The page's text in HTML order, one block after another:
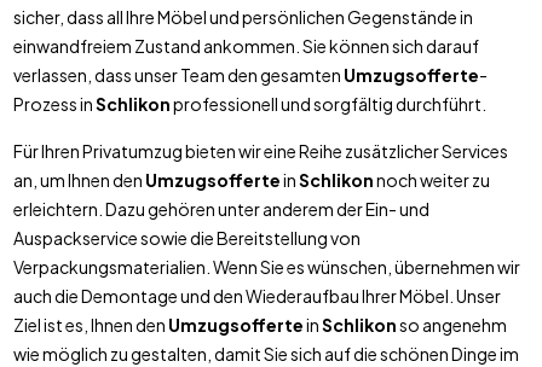
sicher, dass all Ihre Möbel und persönlichen Gegenstände in
einwandfreiem Zustand ankommen. Sie können sich darauf
verlassen, dass unser Team den gesamten Umzugsofferte-
Prozess inSchlikonprofessionell und sorgfältig durchführt.
Für Ihren Privatumzug bieten wir eine Reihe zusätzlicher Services
an, um Ihnen den UmzugsofferteinSchlikonnoch weiter zu
erleichtern. Dazu gehören unter anderem der Ein- und
Auspackservice sowie die Bereitstellung von
Verpackungsmaterialien. Wenn Sie es wünschen, übernehmen wir
auch die Demontage und den Wiederaufbau Ihrer Möbel. Unser
Ziel ist es, Ihnen den UmzugsofferteinSchlikonso angenehm
wie möglich zu gestalten, damit Sie sich auf die schönen Dinge im